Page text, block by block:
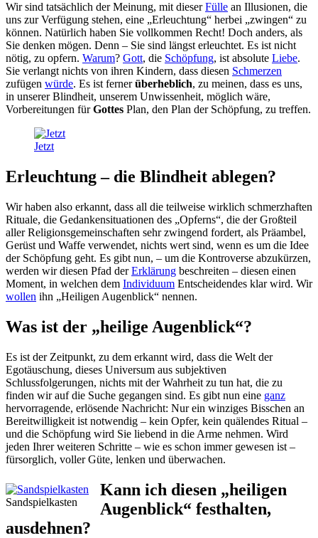
Wir sind tatsächlich der Meinung, mit dieserFülle an Illusionen, die
uns zur Verfügung stehen, eine „Erleuchtung“ herbei „zwingen“ zu
können. Natürlich haben Sie vollkommen Recht! Doch anders, als
Sie denken mögen. Denn – Sie sind längst erleuchtet. Es ist nicht
nötig, zu opfern. Warum? Gott, die Schöpfung, ist absolute Liebe.
Sie verlangt nichts von ihren Kindern, dass diesen Schmerzen
zufügen würde. Es ist fernerüberheblich, zu meinen, dass es uns,
in unserer Blindheit, unserem Unwissenheit, möglich wäre,
Vorbereitungen fürGottes Plan, den Plan der Schöpfung, zu treffen.
Jetzt
Erleuchtung – die Blindheit ablegen?
Wir haben also erkannt, dass all die teilweise wirklich schmerzhaften
Rituale, die Gedankensituationen des „Opferns“, die der Großteil
aller Religionsgemeinschaften sehr zwingend fordert, als Präambel,
Gerüst und Waffe verwendet, nichts wert sind, wenn es um die Idee
der Schöpfung geht. Es gibt nun, – um die Kontroverse abzukürzen,
werden wir diesen Pfad derErklärung beschreiten – diesen einen
Moment, in welchen dem Individuum Entscheidendes klar wird. Wir
wollen ihn „Heiligen Augenblick“ nennen.
Was ist der „heilige Augenblick“?
Es ist der Zeitpunkt, zu dem erkannt wird, dass die Welt der
Egotäuschung, dieses Universum aus subjektiven
Schlussfolgerungen, nichts mit der Wahrheit zu tun hat, die zu
finden wir auf die Suche gegangen sind. Es gibt nun eine ganz
hervorragende, erlösende Nachricht: Nur ein winziges Bisschen an
Bereitwilligkeit ist notwendig – kein Opfer, kein quälendes Ritual –
und die Schöpfung wird Sie liebend in die Arme nehmen. Wird
jeden Ihrer weiteren Schritte – wie es schon immer gewesen ist –
fürsorglich, voller Güte, lenken und überwachen.
Sandspielkasten
Kann ich diesen „heiligen
Augenblick“ festhalten,
ausdehnen?